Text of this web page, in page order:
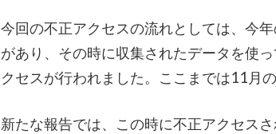
今回の不正アクセスの流れとしては、今
があり、その時に収集されたデータを使
クセスが行われました。ここまでは11月
新たな報告では、この時に不正アクセス